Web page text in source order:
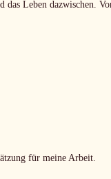
das Leben dazwischen.
für meine Arbeit.